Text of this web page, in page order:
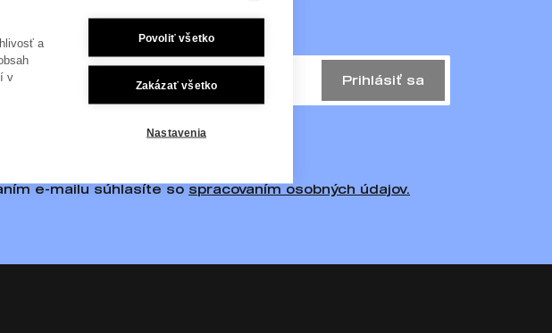
Prihlásiť sa
e-mailu súhlasíte sospracovaním osobných údajov.
a
v
Povoliť všetko
Zakázať všetko
Nastavenia